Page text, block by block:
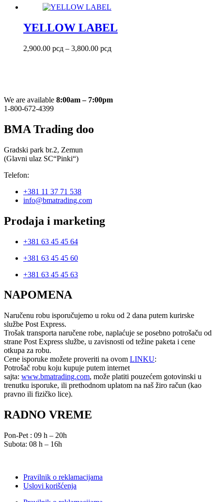
do
5,600.00 рсд
YELLOW LABEL
2,900.00 рсд – 3,800.00 рсдRaspon
We are available 8:00am – 7:00pm
1-800-672-4399
BMA Trading doo
Gradski park br.2, Zemun
(Glavni ulaz SC“Pinki“)
Telefon:
+381 11 37 71 538
info@bmatrading.com
Prodaja i marketing
+381 63 45 45 64
+381 63 45 45 60
+381 63 45 45 63
NAPOMENA
Naručenu robu isporučujemo u roku od 2 dana putem kurirske
službe Post Express.
Trošak transporta naručene robe, naplaćuje se posebno potrošaču od
strane Post Express službe, u zavisnosti od težine paketa i cene
otkupa za robu.
Cene isporuke možete proveriti na ovom LINKU:
Potrošač robu koju kupuje putem internet
sajta: www.bmatrading.com, može platiti pouzećem gotovinski u
trenutku isporuke, ili prethodnom uplatom na naš žiro račun (kao
pravno ili fizičko lice).
RADNO VREME
Pon-Pet : 09 h – 20h
Subota: 08 h – 16h
Pravilnik o reklamacijama
Uslovi korišćenja